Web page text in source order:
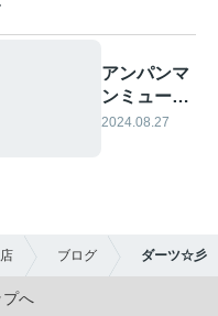
アンパンマ
ンミュージ
アム♪
2024.08.27
ブログ ダーツ☆彡
プへ